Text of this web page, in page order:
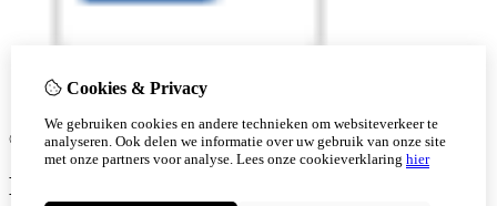
© Copyright 2026 |
Cookies & Privacy
We gebruiken cookies en andere technieken om websiteverkeer te
analyseren. Ook delen we informatie over uw gebruik van onze site
met onze partners voor analyse. Lees onze cookieverklaring hier
Ben je 18 of ouder?